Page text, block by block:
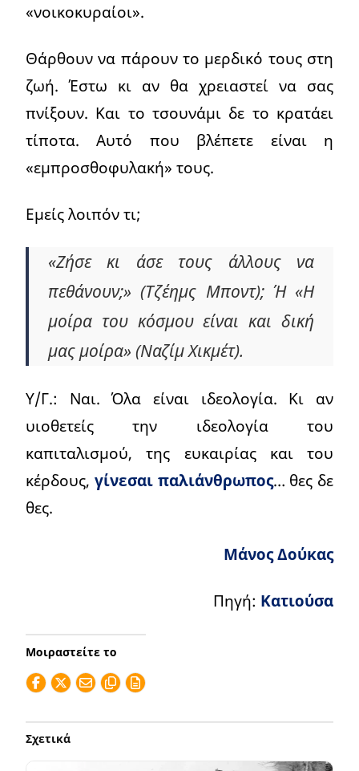
«νοικοκυραίοι».
Θάρθουν να πάρουν το μερδικό τους στη
ζωή. Έστω κι αν θα χρειαστεί να σας
πνίξουν. Και το τσουνάμι δε το κρατάει
τίποτα. Αυτό που βλέπετε είναι η
«εμπροσθοφυλακή» τους.
Εμείς λοιπόν τι;
«Ζήσε κι άσε τους άλλους να
πεθάνουν;» (Τζέημς Μποντ); Ή «Η
μοίρα του κόσμου είναι και δική
μας μοίρα» (Ναζίμ Χικμέτ).
Υ/Γ.: Ναι. Όλα είναι ιδεολογία. Κι αν
υιοθετείς την ιδεολογία του
καπιταλισμού, της ευκαιρίας και του
κέρδους, γίνεσαι παλιάνθρωπος… θες δε
θες.
Μάνος Δούκας
Πηγή: Κατιούσα
Μοιραστείτε το
Σχετικά